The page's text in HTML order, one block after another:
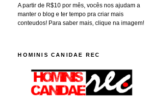
A partir de R$10 por mês, vocês nos ajudam a
manter o blog e ter tempo pra criar mais
conteudos! Para saber mais, clique na imagem!
HOMINIS CANIDAE REC